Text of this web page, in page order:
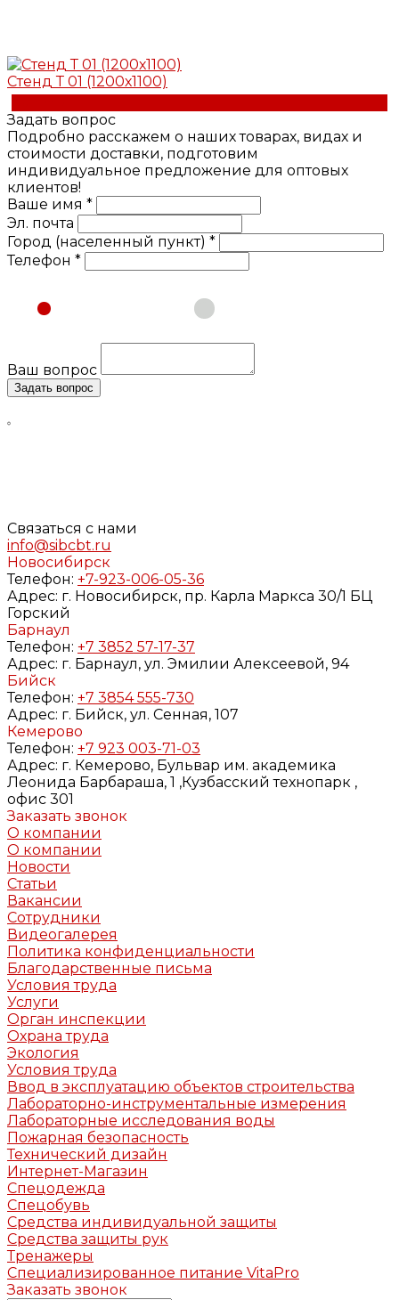
Стенд Т 01 (1200х1100)
Задать вопрос
Подробно расскажем о наших товарах, видах и
стоимости доставки, подготовим
индивидуальное предложение для оптовых
клиентов!
Ваше имя *
Эл. почта
Город (населенный пункт) *
Телефон *
Юридическое лицо
Ваш вопрос
Задать вопрос
Связаться с нами
info@sibcbt.ru
Новосибирск
Телефон: +7-923-006-05-36
Адрес: г. Новосибирск, пр. Карла Маркса 30/1 БЦ
Горский
Барнаул
Телефон: +7 3852 57-17-37
Адрес: г. Барнаул, ул. Эмилии Алексеевой, 94
Бийск
Телефон: +7 3854 555-730
Адрес: г. Бийск, ул. Сенная, 107
Кемерово
Телефон: +7 923 003-71-03
Адрес: г. Кемерово, Бульвар им. академика
Леонида Барбараша, 1 ,Кузбасский технопарк ,
офис 301
Заказать звонок
О компании
О компании
Новости
Статьи
Вакансии
Сотрудники
Видеогалерея
Политика конфиденциальности
Благодарственные письма
Условия труда
Услуги
Орган инспекции
Охрана труда
Экология
Условия труда
Ввод в эксплуатацию объектов строительства
Лабораторно-инструментальные измерения
Лабораторные исследования воды
Пожарная безопасность
Технический дизайн
Интернет-Магазин
Спецодежда
Спецобувь
Средства индивидуальной защиты
Средства защиты рук
Тренажеры
Специализированное питание VitaPro
Заказать звонок